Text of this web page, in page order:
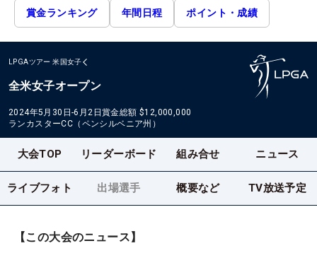
賞金ランキング 年間日程 ポイント・成績
LPGAツアー 米国女子
全米女子オープン
2024年5月30日-6月2日賞金総額 $12,000,000
ランカスターCC（ペンシルベニア州）
大会TOP リーダーボード 組み合せ ニュース
ライブフォト 出場選手 概要など TV放送予定
【この大会のニュース】